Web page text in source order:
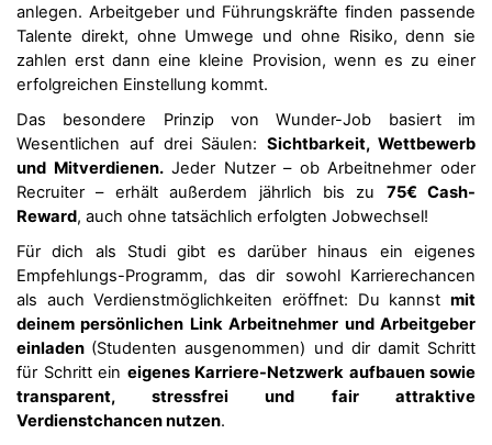
anlegen. Arbeitgeber und Führungskräfte finden passende
Talente direkt, ohne Umwege und ohne Risiko, denn sie
zahlen erst dann eine kleine Provision, wenn es zu einer
erfolgreichen Einstellung kommt.
Das besondere Prinzip von Wunder-Job basiert im
Wesentlichen auf drei Säulen:Sichtbarkeit, Wettbewerb
und Mitverdienen.Jeder Nutzer – ob Arbeitnehmer oder
Recruiter – erhält außerdem jährlich bis zu 75€ Cash-
Reward, auch ohne tatsächlich erfolgten Jobwechsel!
Für dich als Studi gibt es darüber hinaus ein eigenes
Empfehlungs-Programm, das dir sowohl Karrierechancen
als auch Verdienstmöglichkeiten eröffnet: Du kannst mit
deinem persönlichen Link Arbeitnehmer und Arbeitgeber
einladen (Studenten ausgenommen) und dir damit Schritt
für Schritt ein eigenes Karriere-Netzwerk aufbauen sowie
transparent, stressfrei und fair attraktive
Verdienstchancen nutzen.